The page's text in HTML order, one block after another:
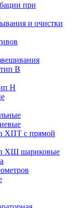
при
и очистки
В
Н
ХПТ с прямой
ХШ шариковые